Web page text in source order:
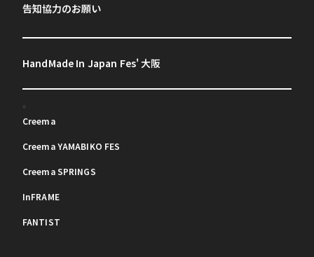
告知協力のお願い
HandMade In Japan Fes' 大阪
Creema
Creema YAMABIKO FES
Creema SPRINGS
InFRAME
FANTIST